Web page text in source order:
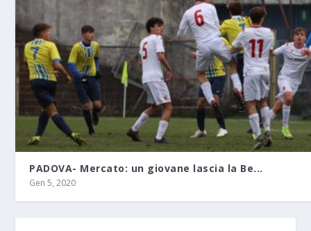
PADOVA- Mercato: un giovane lascia la Be...
Gen 5, 2020